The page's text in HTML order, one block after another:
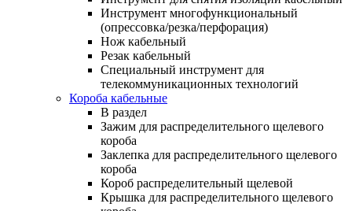
Инструмент многофункциональный
(опрессовка/резка/перфорация)
Нож кабельный
Резак кабельный
Специальный инструмент для
телекоммуникационных технологий
Короба кабельные
В раздел
Зажим для распределительного щелевого
короба
Заклепка для распределительного щелевого
короба
Короб распределительный щелевой
Крышка для распределительного щелевого